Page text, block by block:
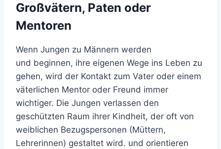
Großvätern, Paten oder
Mentoren
Wenn Jungen zu Männern werden
und beginnen, ihre eigenen Wege ins Leben zu
gehen, wird der Kontakt zum Vater oder einem
väterlichen Mentor oder Freund immer
wichtiger. Die Jungen verlassen den
geschützten Raum ihrer Kindheit, der oft von
weiblichen Bezugspersonen (Müttern,
Lehrerinnen) gestaltet wird. und orientieren